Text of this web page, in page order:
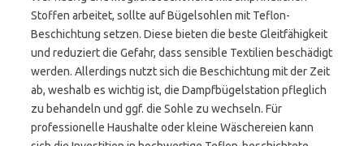
Stoffen arbeitet, sollte auf Bügelsohlen mit Teflon-
Beschichtung setzen. Diese bieten die beste Gleitfähigkeit
und reduziert die Gefahr, dass sensible Textilien beschädigt
werden. Allerdings nutzt sich die Beschichtung mit der Zeit
ab, weshalb es wichtig ist, die Dampfbügelstation pfleglich
zu behandeln und ggf. die Sohle zu wechseln. Für
professionelle Haushalte oder kleine Wäschereien kann